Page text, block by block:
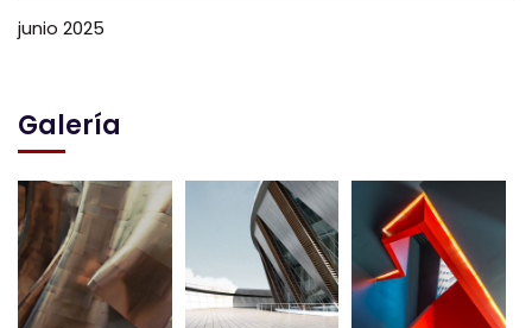
junio 2025
Galería